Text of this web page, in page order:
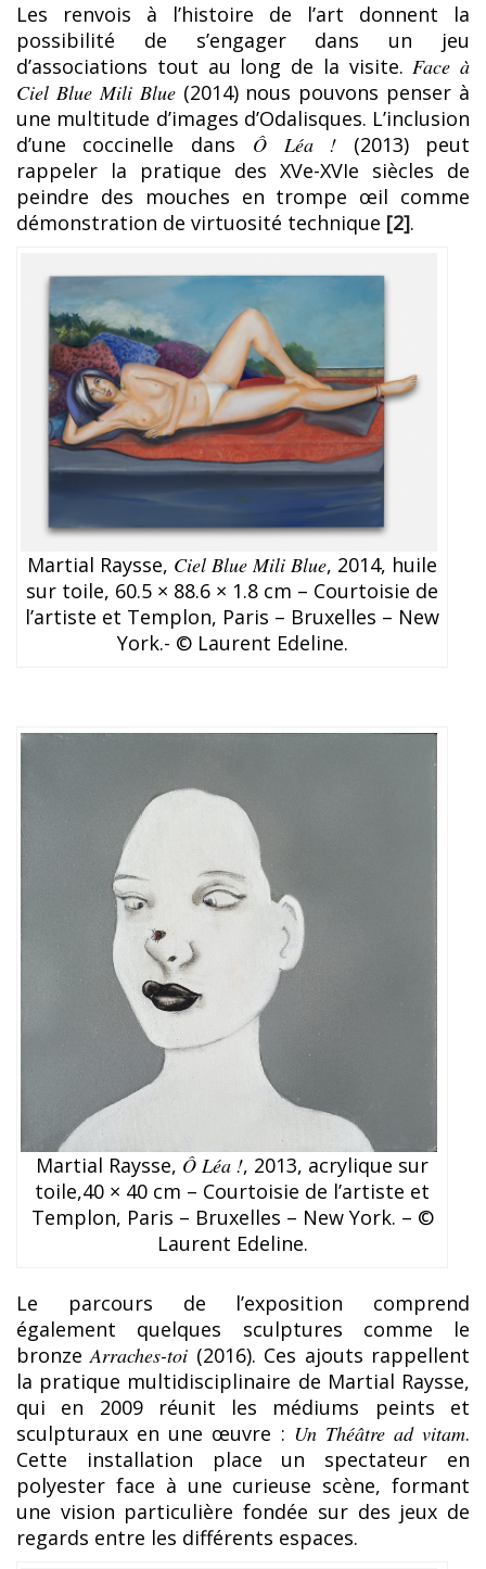
Les renvois à l’histoire de l’art donnent la
possibilité de s’engager dans un jeu
d’associations tout au long de la visite.Face à
Ciel Blue Mili Blue(2014) nous pouvons penser à
une multitude d’images d’Odalisques. L’inclusion
d’une coccinelle dans Ô Léa ! (2013) peut
rappeler la pratique des XVe-XVIe siècles de
peindre des mouches en trompe œil comme
démonstration de virtuosité technique [2].
Martial Raysse, Ciel Blue Mili Blue, 2014, huile
sur toile, 60.5 × 88.6 × 1.8 cm – Courtoisie de
l’artiste et Templon, Paris – Bruxelles – New
York.- © Laurent Edeline.
Martial Raysse, Ô Léa !, 2013, acrylique sur
toile,40 × 40 cm – Courtoisie de l’artiste et
Templon, Paris – Bruxelles – New York. – ©
Laurent Edeline.
Le parcours de l’exposition comprend
également quelques sculptures comme le
bronzeArraches-toi (2016). Ces ajouts rappellent
la pratique multidisciplinaire de Martial Raysse,
qui en 2009 réunit les médiums peints et
sculpturaux en une œuvre : Un Théâtre ad vitam.
Cette installation place un spectateur en
polyester face à une curieuse scène, formant
une vision particulière fondée sur des jeux de
regards entre les différents espaces.